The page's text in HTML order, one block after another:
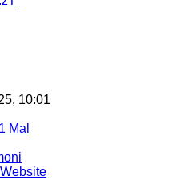
10:01
Mal
Website